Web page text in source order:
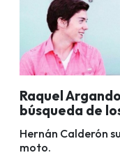
Raquel
búsqueda de
Hernán Calderón
moto.